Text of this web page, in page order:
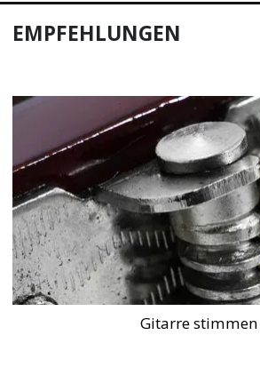
EMPFEHLUNGEN
Gitarre stimmen